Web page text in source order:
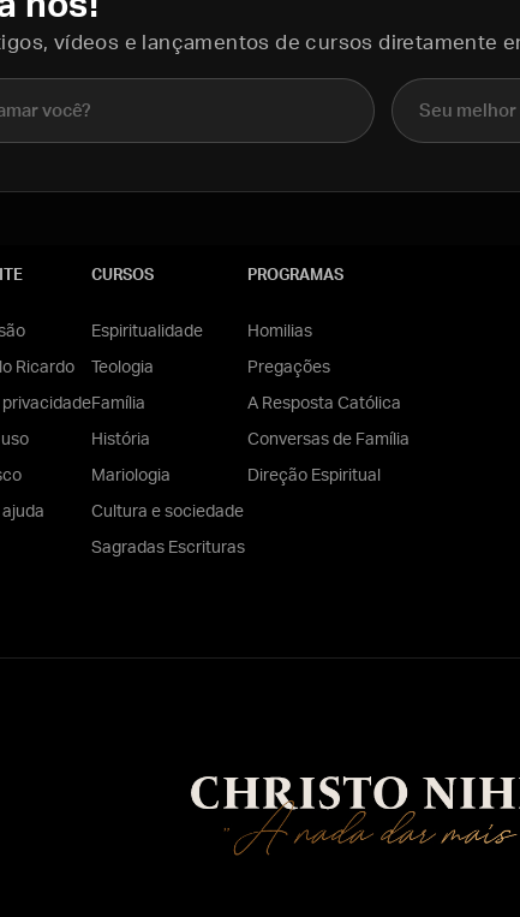
vídeos e lançamentos de cursos diretamente
E-mail
Ricardo
privacidade
uso
CURSOS
Espiritualidade
Teologia
Família
História
Mariologia
Cultura e sociedade
Sagradas Escrituras
PROGRAMAS
Homilias
Pregações
A Resposta Católica
Conversas de Família
Direção Espiritual